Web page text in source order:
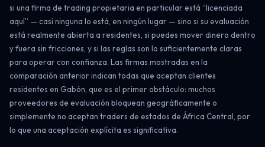
si una firma de trading propietaria en particular está “licenciada
aquí” — casi ninguna lo está, en ningún lugar — sino si su evaluación
está realmente abierta a residentes, si puedes mover dinero dentro
y fuera sin fricciones, y si las reglas son lo suficientemente claras
para operar con confianza. Las firmas mostradas en la
comparación anterior indican todas que aceptan clientes
residentes en Gabón, que es el primer obstáculo: muchos
proveedores de evaluación bloquean geográficamente o
simplemente no aceptan traders de estados de África Central, por
lo que una aceptación explícita es significativa.